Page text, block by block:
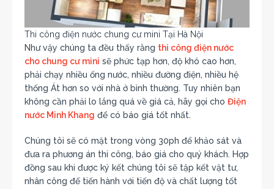
Thi công điện nước chung cư mini Tại Hà Nội
Như vậy chúng ta đều thấy rằng thi công điện nước
cho chung cư mini sẽ phức tạp hơn, độ khó cao hơn,
phải chạy nhiều ống nước, nhiều đường điện, nhiều hệ
thống Át hơn so với nhà ở bình thường. Tuy nhiên bạn
không cần phải lo lắng quá về giá cả, hãy gọi cho Điện
nước Minh Khang để có báo giá tốt nhất.
Chúng tôi sẽ có mặt trong vòng 30ph để khảo sát và
đưa ra phương án thi công, báo giá cho quý khách. Hợp
đồng sau khi được ký kết chúng tôi sẽ tập kết vật tư,
nhân công để tiến hành với tiến độ và chất lượng tốt